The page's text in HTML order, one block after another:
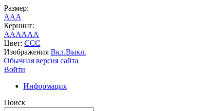
Размер:
AAA
Кернинг:
AAAAAA
Цвет: CCC
Изображения Вкл.Выкл.
Обычная версия сайта
Войти
Информация
Поиск